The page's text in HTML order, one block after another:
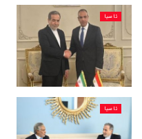
ئاسیا
ئاسیا